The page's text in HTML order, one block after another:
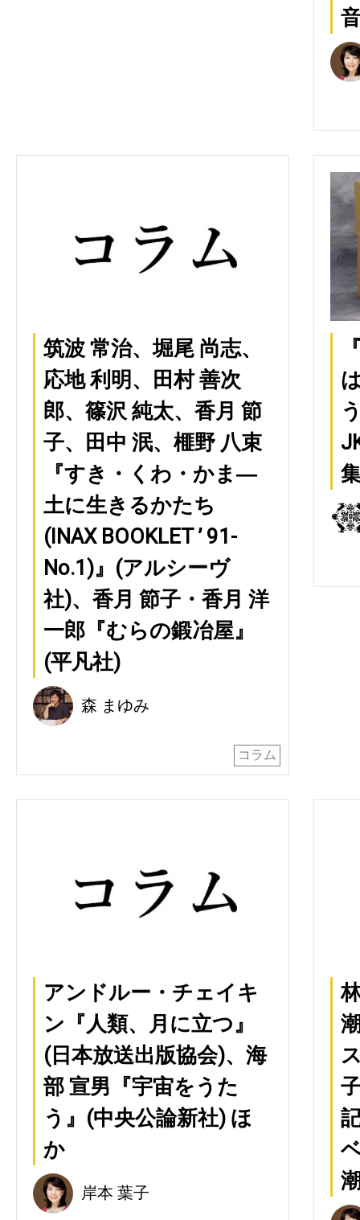
筑波 常治、堀尾 尚志、
応地 利明、田村 善次
郎、篠沢 純太、香月 節
子、田中 泯、榧野 八束
『すき・くわ・かま―
土に生きるかたち
(INAX BOOKLET ’ 91-
No.1)』(アルシーヴ
社)、香月 節子・香月 洋
一郎『むらの鍛冶屋』
(平凡社)
森 まゆみ
コラム
アンドルー・チェイキ
ン『人類、月に立つ』
(日本放送出版協会)、海
部 宣男『宇宙をうた
う』(中央公論新社) ほ
か
岸本 葉子